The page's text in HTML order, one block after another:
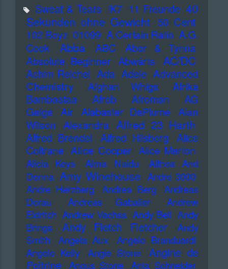
Sweat & Tears !K7 11 Freunde 40
Sekunden ohne Gewicht 50 Cent
102 Boyz 01099 A Certain Ratio A.G.
Cook
Abba ABC
Abor & Tynna
Absolute Beginner Abwärts AC/DC
Achim Reichel Ada Adele Advanced
Chemistry
Afghan Whigs
Afrika
Bambaataa
Afrob Afroman
AG
Geige
Air Alabaster DePlume
Alan
Wilson Alexandra Alfred 23 Harth
Alfred Brendel Alfred Hilsberg
Alice
Coltrane Alice Cooper Alice Merton
Alicia Keys Alma Naidu
Althea And
Donna Amy Winehouse Andre 3000
Andre Herzberg
Andrea Berg
Andreas
Dorau
Andreas Gabalier
Andrew
Eldritch Andrew Vachss Andy Bell Andy
Brings
Andy Fletch Fletcher
Andy
Smith
Angela Aux
Angelo Branduardi
Angelo Kelly
Angie Stone
Angine de
Poitrine Angus Stone Anja Schneider